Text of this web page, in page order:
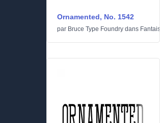
Ornamented, No. 1542
par Bruce Type Foundry dans